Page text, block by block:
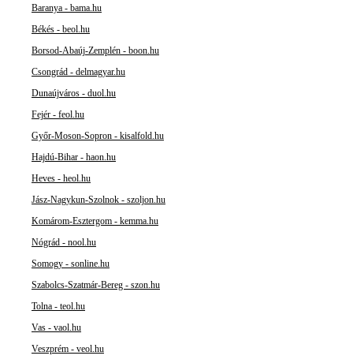
Baranya - bama.hu
Békés - beol.hu
Borsod-Abaúj-Zemplén - boon.hu
Csongrád - delmagyar.hu
Dunaújváros - duol.hu
Fejér - feol.hu
Győr-Moson-Sopron - kisalfold.hu
Hajdú-Bihar - haon.hu
Heves - heol.hu
Jász-Nagykun-Szolnok - szoljon.hu
Komárom-Esztergom - kemma.hu
Nógrád - nool.hu
Somogy - sonline.hu
Szabolcs-Szatmár-Bereg - szon.hu
Tolna - teol.hu
Vas - vaol.hu
Veszprém - veol.hu